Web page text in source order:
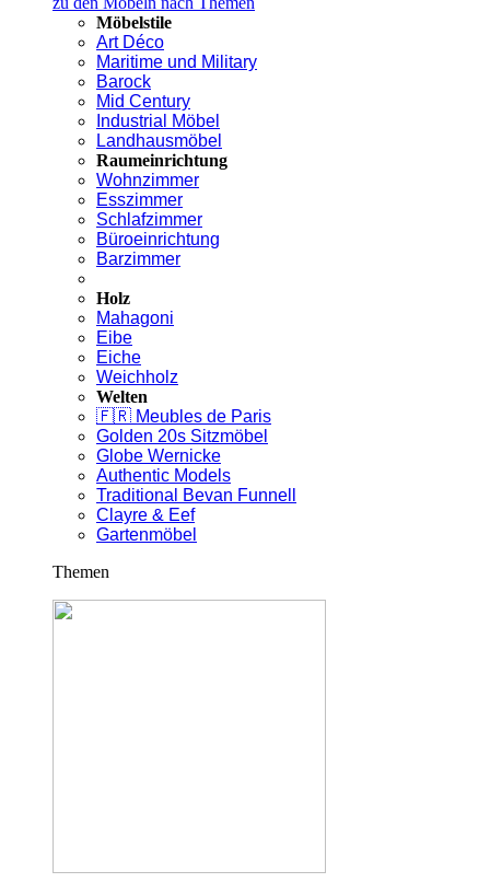
Möbelstile
Art Déco
Maritime und Military
Barock
Mid Century
Industrial Möbel
Landhausmöbel
Raumeinrichtung
Wohnzimmer
Esszimmer
Schlafzimmer
Büroeinrichtung
Barzimmer
Holz
Mahagoni
Eibe
Eiche
Weichholz
Welten
🇫🇷 Meubles de Paris
Golden 20s Sitzmöbel
Globe Wernicke
Authentic Models
Traditional Bevan Funnell
Clayre & Eef
Gartenmöbel
Themen